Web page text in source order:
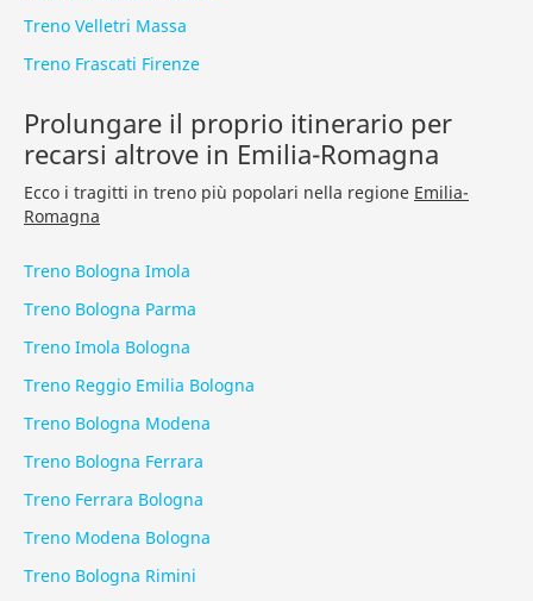
Treno Velletri Massa
Treno Frascati Firenze
Prolungare il proprio itinerario per
recarsi altrove in Emilia-Romagna
Ecco i tragitti in treno più popolari nella regione Emilia-
Romagna
Treno Bologna Imola
Treno Bologna Parma
Treno Imola Bologna
Treno Reggio Emilia Bologna
Treno Bologna Modena
Treno Bologna Ferrara
Treno Ferrara Bologna
Treno Modena Bologna
Treno Bologna Rimini